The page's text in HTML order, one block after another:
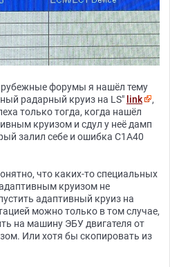
форумы я нашёл тему
радарный круиз на LS" link
,
только тогда, когда нашёл
круизом и сдул у неё дамп
залил себе и ошибка С1А40
что каких-то специальных
круизом не
адаптивный круиз на
можно только в том случае,
на машину ЭБУ двигателя от
Или хотя бы скопировать из